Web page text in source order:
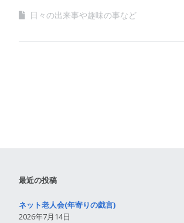
日々の出来事や趣味の事など
最近の投稿
ネット老人会(年寄りの戯言)
2026年7月14日